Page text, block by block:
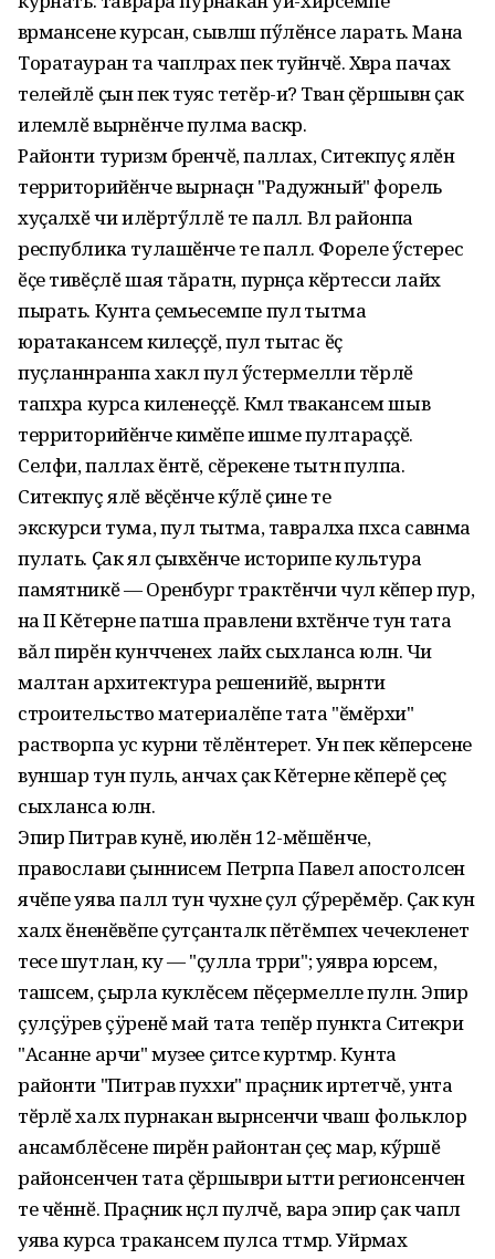
вӑрмансене курсан, сывлӑш пӳлӗнсе ларать. Мана
Торатауран та чаплӑрах пек туйӑнчӗ. Хӑвӑра пачах
телейлӗ ҫын пек туяс тетӗр-и? Тӑван ҫӗршывӑн ҫак
илемлӗ вырӑнӗнче пулма васкӑр.
Районти туризм бренчӗ, паллах, Ситекпуç ялĕн
территорийӗнче вырнаҫнӑ "Радужный" форель
хуҫалӑхӗ чи илӗртӳллӗ те паллӑ. Вӑл районпа
республика тулашӗнче те паллӑ. Фореле ӳстерес
ӗҫе тивӗҫлӗ шая тăратнӑ, пурнӑҫа кӗртесси лайӑх
пырать. Кунта ҫемьесемпе пулӑ тытма
юратакансем килеҫҫӗ, пулӑ тытас ӗҫ
пуҫланнӑранпа хаклӑ пулӑ ӳстермелли тӗрлӗ
тапхӑра курса киленеҫҫӗ. Кӑмӑл тӑвакансем шыв
территорийӗнче кимӗпе ишме пултараҫҫӗ.
Селфи, паллах ӗнтӗ, сӗрекене тытнӑ пулӑпа.
Ситекпуç ялӗ вӗҫӗнче кӳлӗ ҫине те
экскурси тума, пулӑ тытма, тавралӑха пӑхса савӑнма
пулать. Ҫак ял ҫывӑхӗнче историпе культура
памятникӗ — Оренбург трактӗнчи чул кӗпер пур,
ӑна II Кĕтерне патша правлени вӑхӑтӗнче тунӑ тата
вăл пирӗн кунчченех лайӑх сыхланса юлнӑ. Чи
малтан архитектура решенийӗ, вырӑнти
строительство материалӗпе тата "ӗмӗрхи"
растворпа усӑ курни тӗлӗнтерет. Ун пек кӗперсене
вуншар тунӑ пуль, анчах ҫак Кĕтерне кӗперӗ ҫеҫ
сыхланса юлнӑ.
Эпир Питрав кунĕ, июлӗн 12-мӗшӗнче,
православи ҫыннисем Петрпа Павел апостолсен
ячӗпе уява паллӑ тунӑ чухне ҫул ҫӳрерĕмĕр. Ҫак кун
халӑх ӗненӗвӗпе ҫутҫанталӑк пӗтӗмпех чечекленет
тесе шутланӑ, ку — "ҫулла тӑрри"; уявра юрӑсем,
ташӑсем, çырла кукӑлĕсем пӗҫермелле пулнӑ. Эпир
çулçÿрев çÿренĕ май тата тепӗр пункта Ситекри
"Асанне арчи" музее çитсе куртӑмӑр. Кунта
районти "Питрав пуххи" праҫник иртетчĕ, унта
тӗрлӗ халӑх пурӑнакан вырӑнсенчи чӑваш фольклор
ансамблӗсене пирӗн районтан ҫеҫ мар, кӳршӗ
районсенчен тата ҫӗршыври ытти регионсенчен
те чӗннӗ. Праҫник ӑнӑҫлӑ пулчĕ, вара эпир ҫак чаплӑ
уява курса тӑракансем пулса тӑтӑмӑр. Уйрӑмах